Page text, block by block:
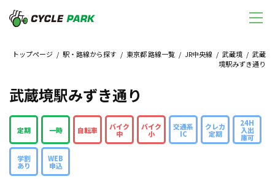
トップページ / 駅・路線から探す / 東京都 路線一覧 / JR中央線 / 武蔵境 / 武蔵
境駅みずき通り
武蔵境駅みずき通り
定期 一時 自転車 バイク
中
バイク
小
交通系
IC
クレカ
定期
24H
入出
庫可
学割
あり
WEB
申込